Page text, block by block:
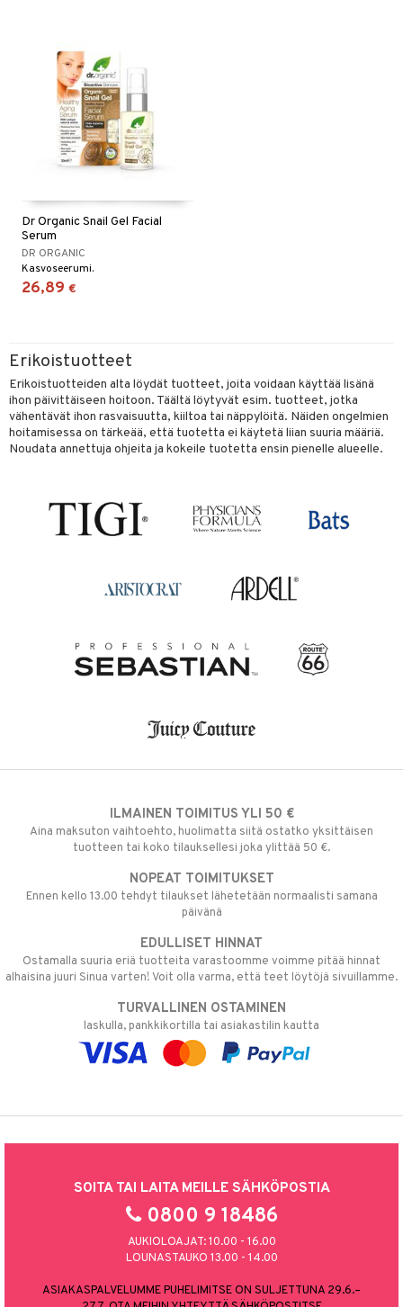
Dr Organic Snail Gel Facial
Serum
DR ORGANIC
Kasvoseerumi.
26,89 €
Erikoistuotteet
Erikoistuotteiden alta löydät tuotteet, joita voidaan käyttää lisänä
ihon päivittäiseen hoitoon. Täältä löytyvät esim. tuotteet, jotka
vähentävät ihon rasvaisuutta, kiiltoa tai näppylöitä. Näiden ongelmien
hoitamisessa on tärkeää, että tuotetta ei käytetä liian suuria määriä.
Noudata annettuja ohjeita ja kokeile tuotetta ensin pienelle alueelle.
ILMAINEN TOIMITUS YLI 50 €
Aina maksuton vaihtoehto, huolimatta siitä ostatko yksittäisen
tuotteen tai koko tilauksellesi joka ylittää 50 €.
NOPEAT TOIMITUKSET
Ennen kello 13.00 tehdyt tilaukset lähetetään normaalisti samana
päivänä
EDULLISET HINNAT
Ostamalla suuria eriä tuotteita varastoomme voimme pitää hinnat
alhaisina juuri Sinua varten! Voit olla varma, että teet löytöjä sivuillamme.
TURVALLINEN OSTAMINEN
laskulla, pankkikortilla tai asiakastilin kautta
SOITA TAI LAITA MEILLE SÄHKÖPOSTIA
0800 9 18486
AUKIOLOAJAT: 10.00 - 16.00
LOUNASTAUKO 13.00 - 14.00
ASIAKASPALVELUMME PUHELIMITSE ON SULJETTUNA 29.6.–